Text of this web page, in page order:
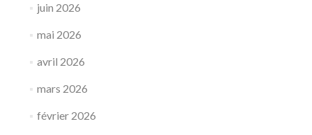
juin 2026
mai 2026
avril 2026
mars 2026
février 2026